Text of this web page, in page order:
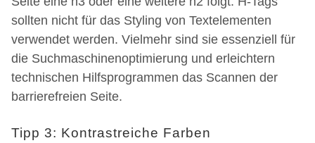
sollten nicht für das Styling von Textelementen
verwendet werden. Vielmehr sind sie essenziell für
die Suchmaschinenoptimierung und erleichtern
technischen Hilfsprogrammen das Scannen der
barrierefreien Seite.
Tipp 3: Kontrastreiche Farben